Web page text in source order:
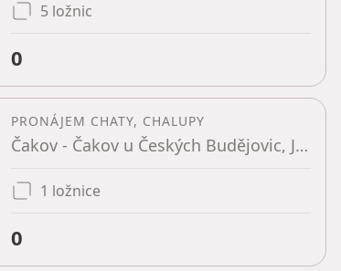
5 ložnic
0
PRONÁJEM CHATY, CHALUPY
Čakov - Čakov u Českých Budějovic, Jihočeský kraj
1 ložnice
0